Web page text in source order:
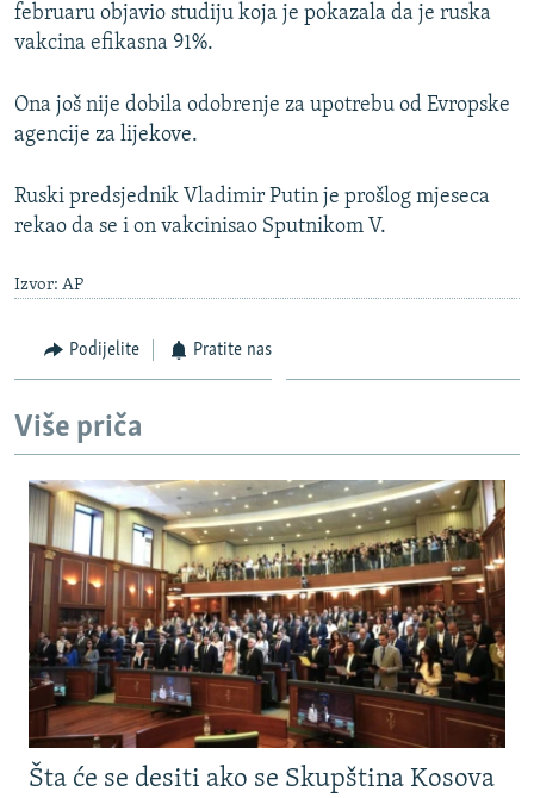
februaru objavio studiju koja je pokazala da je ruska
vakcina efikasna 91%.
Ona još nije dobila odobrenje za upotrebu od Evropske
agencije za lijekove.
Ruski predsjednik Vladimir Putin je prošlog mjeseca
rekao da se i on vakcinisao Sputnikom V.
Izvor: AP
Podijelite Pratite nas
Više priča
Šta će se desiti ako se Skupština Kosova